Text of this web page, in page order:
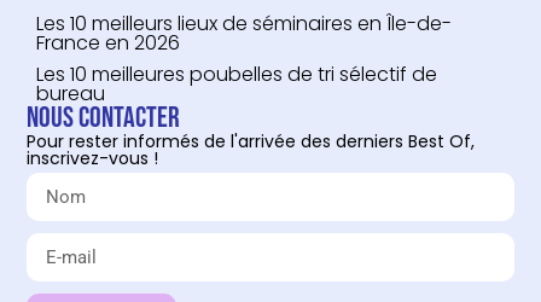
Les 10 meilleurs lieux de séminaires en Île-de-
France en 2026
Les 10 meilleures poubelles de tri sélectif de
bureau
Nous contacter
Pour rester informés de l'arrivée des derniers Best Of,
inscrivez-vous !